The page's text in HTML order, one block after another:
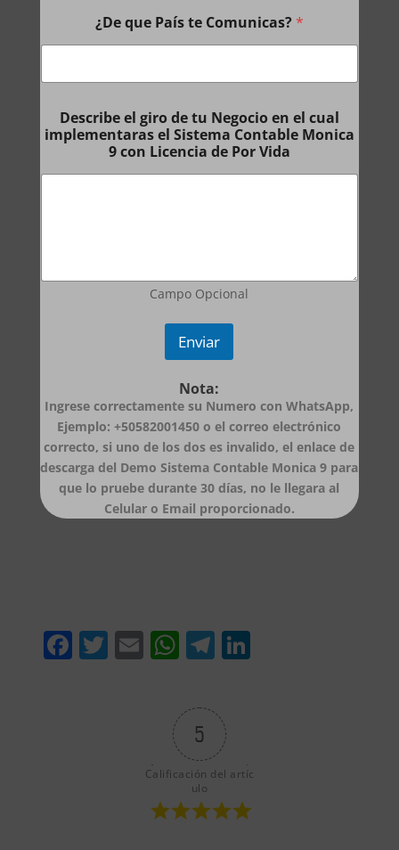
¿De que País te Comunicas? *
Describe el giro de tu Negocio en el cual
implementaras el Sistema Contable Monica
9 con Licencia de Por Vida
Campo Opcional
Enviar
Nota:
Ingrese correctamente su Numero con WhatsApp,
Ejemplo: +50582001450 o el correo electrónico
correcto, si uno de los dos es invalido, el enlace de
descarga del Demo Sistema Contable Monica 9 para
que lo pruebe durante 30 días, no le llegara al
Celular o Email proporcionado.
F
a
T
w
E
m
W
h
at
s
A
p
p
T
el
gr
a
m
Li
n
5
Calificación del artíc
ulo